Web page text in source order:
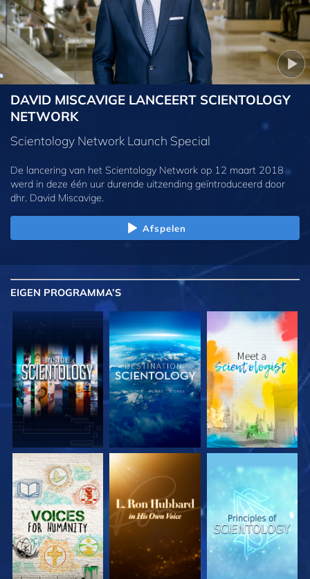
DAVID MISCAVIGE LANCEERT SCIENTOLOGY
NETWORK
Scientology Network Launch Special
De lancering van het Scientology Network op 12 maart 2018
werd in deze één uur durende uitzending geïntroduceerd door
dhr. David Miscavige.
Afspelen
EIGEN PROGRAMMA’S
VERKEN DE SERIE VERKEN DE SERIE VERKEN DE SERIE